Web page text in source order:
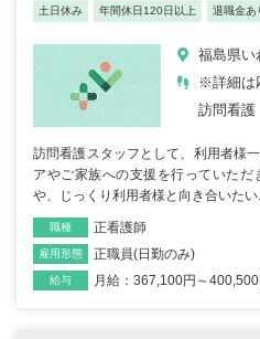
土日休み 年間休日120日以上 退職金あ
福島県い
※詳細は
訪問看護
訪問看護スタッフとして、利用者様
アやご家族への支援を行っていた
や、じっくり利用者様と向き合いたい
職種 正看護師
雇用形態 正職員(日勤のみ)
給与 月給：367,100円～400,500